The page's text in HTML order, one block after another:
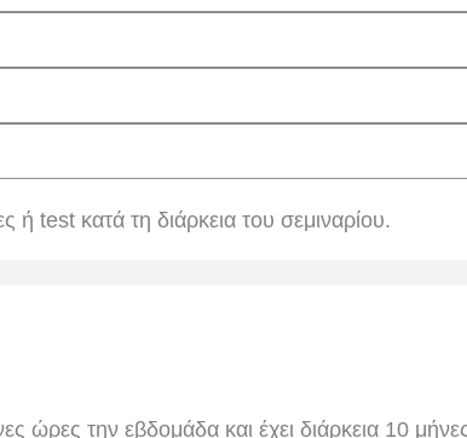
ή test κατά τη διάρκεια του σεμιναρίου.
ώρες την εβδομάδα και έχει διάρκεια 10